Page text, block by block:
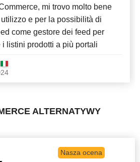
mi trovo molto bene
e per la possibilità di
come gestore dei feed per
i listini prodotti a più portali
ALTERNATYWY
Nasza ocena